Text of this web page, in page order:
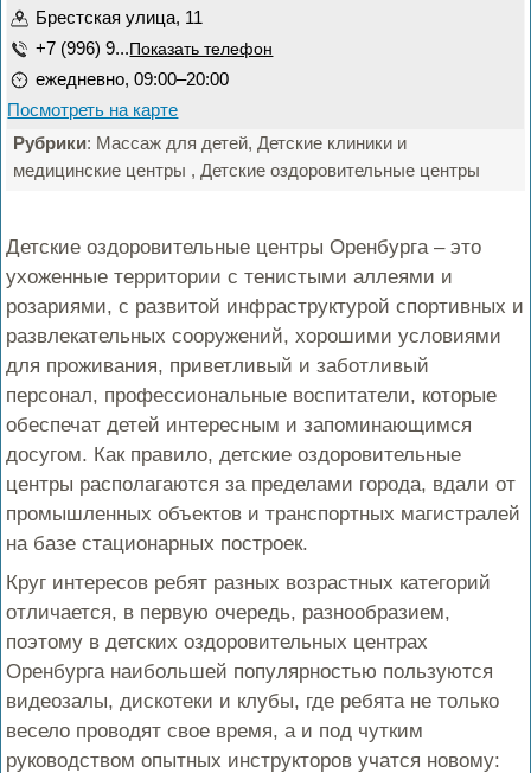
Брестская улица, 11
+7 (996) 9... Показать телефон
ежедневно, 09:00–20:00
Посмотреть на карте
Рубрики: Массаж для детей, Детские клиники и
медицинские центры , Детские оздоровительные центры
Детские оздоровительные центры Оренбурга – это
ухоженные территории с тенистыми аллеями и
розариями, с развитой инфраструктурой спортивных и
развлекательных сооружений, хорошими условиями
для проживания, приветливый и заботливый
персонал, профессиональные воспитатели, которые
обеспечат детей интересным и запоминающимся
досугом. Как правило, детские оздоровительные
центры располагаются за пределами города, вдали от
промышленных объектов и транспортных магистралей
на базе стационарных построек.
Круг интересов ребят разных возрастных категорий
отличается, в первую очередь, разнообразием,
поэтому в детских оздоровительных центрах
Оренбурга наибольшей популярностью пользуются
видеозалы, дискотеки и клубы, где ребята не только
весело проводят свое время, а и под чутким
руководством опытных инструкторов учатся новому: